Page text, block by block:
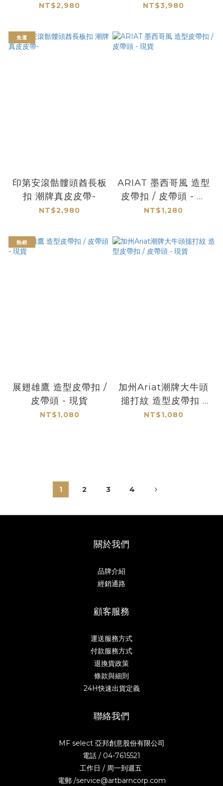
NT$2,980 NT$3,980
免運
印第安滾骷髏頭酋長板
扣 潮牌真皮皮帶-
NT$2,980
ARIAT 墨西哥風 造型
皮帶扣 / 皮帶頭 - 現
貨
NT$1,280
熱銷
展翅雄鷹 造型皮帶扣 /
皮帶頭 - 現貨
NT$1,080
加州Ariat潮牌大牛頭
搥打紋 造型皮帶扣 /
皮帶頭 - 現貨
NT$1,080
1 2 3 4
關於我們
品牌介紹
經銷通路
顧客服務
運送服務方式
付款服務方式
退換貨政策
條款與細則
24H快速出貨定義
聯絡我們
MF select 亞邦創意股份有限公司
電話 / 04-7615521
工作日 / 周一到週五
電郵 /service@artbarncorp.com